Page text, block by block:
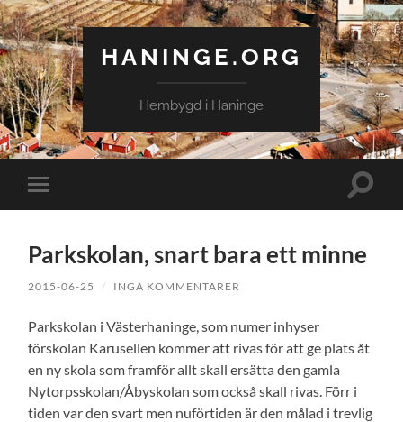
HANINGE.ORG
Hembygd i Haninge
Slå
på/av
Slå
Parkskolan, snart bara ett minne
2015-06-25 / INGA KOMMENTARER
Parkskolan i Västerhaninge, som numer inhyser
förskolan Karusellen kommer att rivas för att ge plats åt
en ny skola som framför allt skall ersätta den gamla
Nytorpsskolan/Åbyskolan som också skall rivas. Förr i
tiden var den svart men nuförtiden är den målad i trevlig